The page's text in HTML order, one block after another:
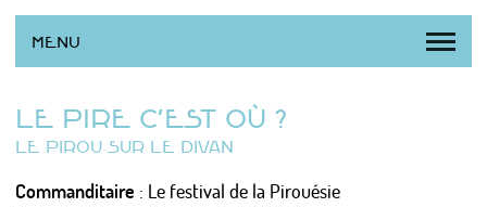
MENU
LA MÉTHODE
MISES EN FORME
LE PIRE C’EST OÙ ?
LE PIROU SUR LE DIVAN
Commanditaire : Le festival de la Pirouésie